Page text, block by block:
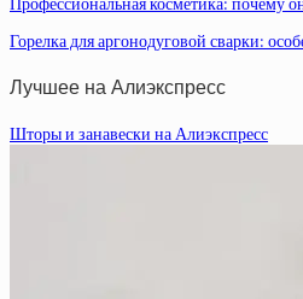
Горелка для аргонодуговой сварки:
Лучшее на Алиэкспресс
Шторы и занавески на Алиэкспресс